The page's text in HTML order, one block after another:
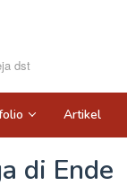
dst
Artikel
di Ende